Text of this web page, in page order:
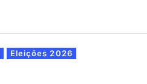
Eleições 2026